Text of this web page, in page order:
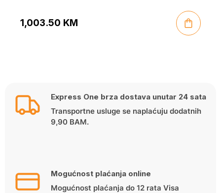
1,003.50 KM
Express One brza dostava unutar 24 sata
Transportne usluge se naplaćuju dodatnih
9,90 BAM.
Mogućnost plaćanja online
Mogućnost plaćanja do 12 rata Visa